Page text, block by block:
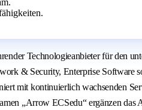
Technologieanbieter für den
& Security, Enterprise Software
mit kontinuierlich wachsenden
„Arrow ECSedu“ ergänzen das